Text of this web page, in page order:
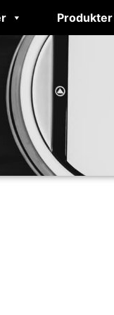
Produkter